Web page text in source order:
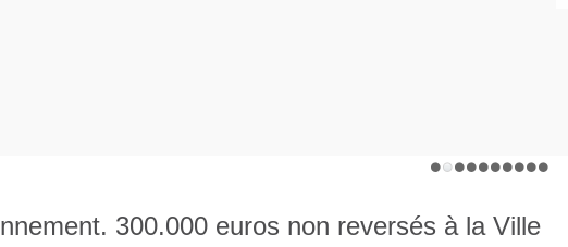
300.000 euros non reversés à la Ville